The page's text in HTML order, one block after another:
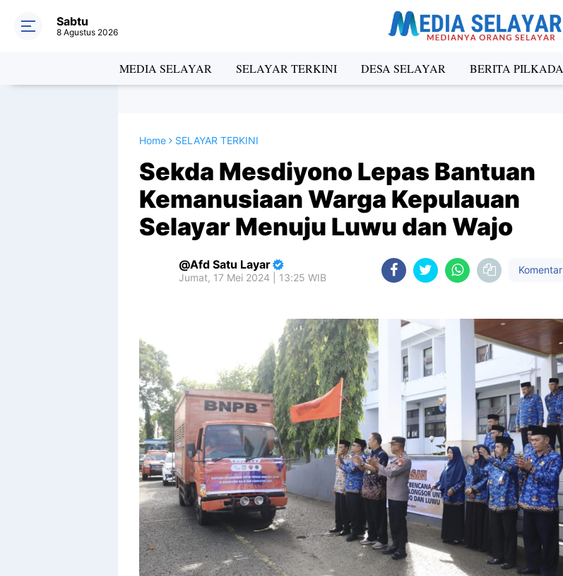
Sabtu
8 Agustus 2026
MEDIA SELAYAR SELAYAR TERKINI DESA SELAYAR BERITA PILKADA
Home SELAYAR TERKINI
Sekda Mesdiyono Lepas Bantuan
Kemanusiaan Warga Kepulauan
Selayar Menuju Luwu dan Wajo
Afd Satu Layar
Jumat, 17 Mei 2024 | 13:25 WIB
Komentar